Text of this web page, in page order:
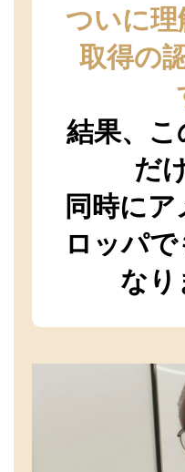
ついに理
取得の
結果、こ
だ
同時に
ロッパで
なり